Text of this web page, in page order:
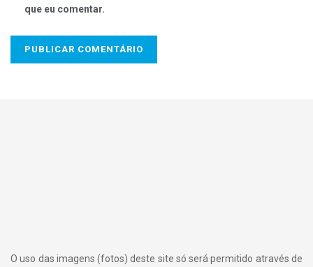
que eu comentar.
O uso das imagens (fotos) deste site só será permitido através de